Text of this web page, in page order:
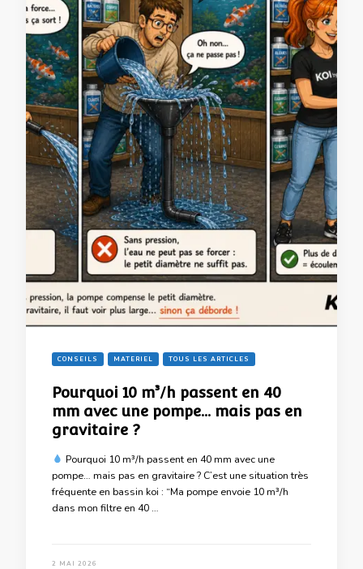
CONSEILS MATERIEL TOUS LES ARTICLES
Pourquoi 10 m³/h passent en 40
mm avec une pompe… mais pas en
gravitaire ?
Pourquoi 10 m³/h passent en 40 mm avec une
pompe… mais pas en gravitaire ? C’est une situation très
fréquente en bassin koi : “Ma pompe envoie 10 m³/h
dans mon filtre en 40 …
2 MAI 2026